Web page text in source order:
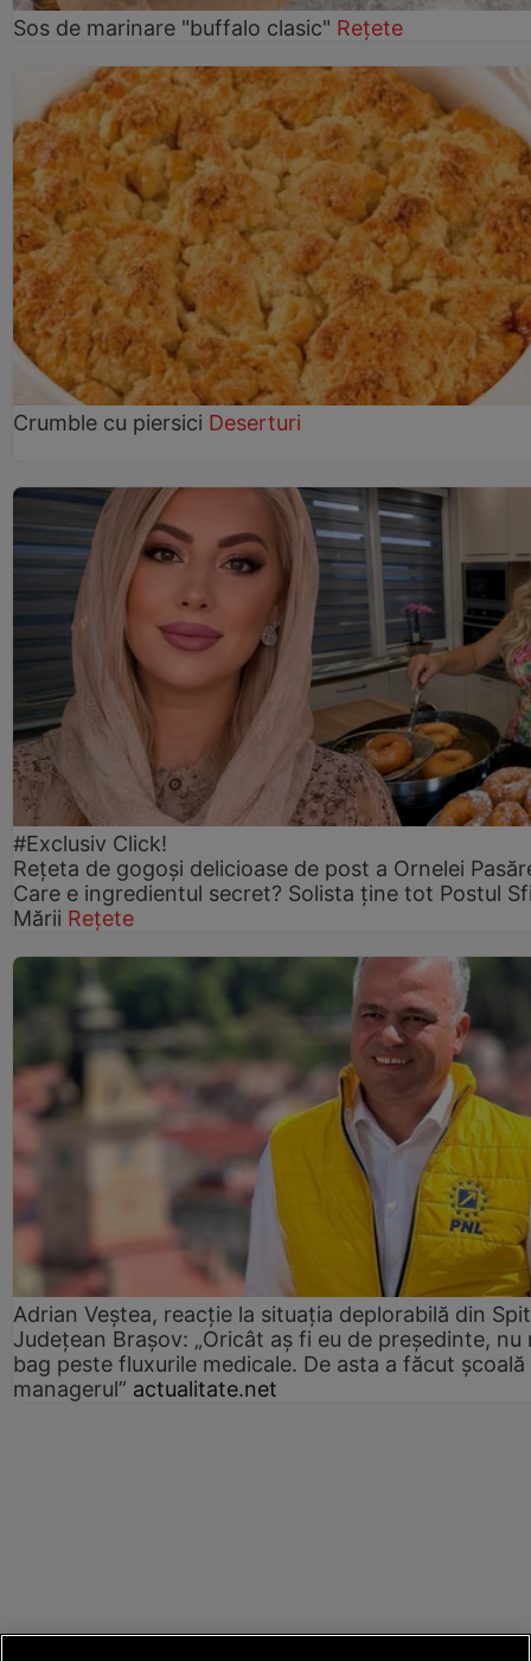
Sos de marinare "buffalo clasic" Rețete
Crumble cu piersici Deserturi
#Exclusiv Click!
Rețeta de gogoşi delicioase de post a Ornelei
Care e ingredientul secret? Solista ține tot Postul
Mării Rețete
Adrian Veștea, reacție la situația deplorabilă din
Județean Brașov: „Oricât aș fi eu de președinte, nu
bag peste fluxurile medicale. De asta a făcut școală
managerul” actualitate.net